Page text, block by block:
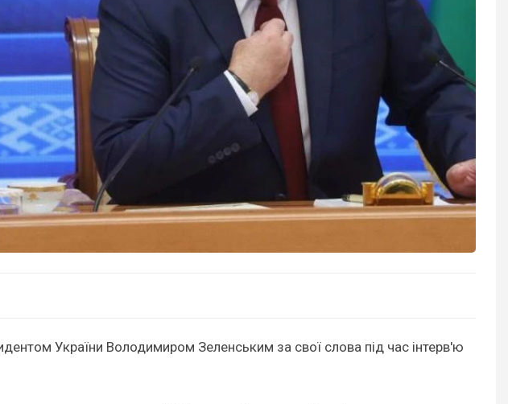
України Володимиром Зеленським за свої слова під час інтерв'ю